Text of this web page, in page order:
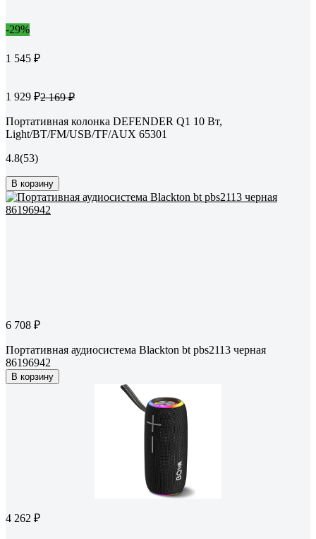
-29%
1 545 ₽
1 929 ₽2 169 ₽
Портативная колонка DEFENDER Q1 10 Вт,
Light/BT/FM/USB/TF/AUX 65301
4.8(53)
В корзину
6 708 ₽
Портативная аудиосистема Blackton bt pbs2113 черная
86196942
В корзину
4 262 ₽